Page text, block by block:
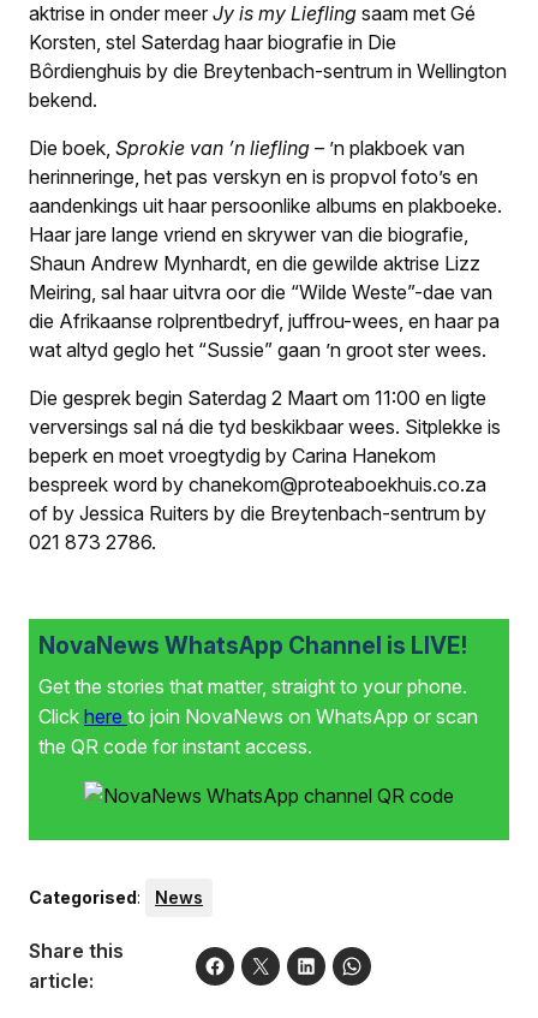
aktrise in onder meer Jy is my Liefling saam met Gé
Korsten, stel Saterdag haar biografie in Die
Bôrdienghuis by die Breytenbach-sentrum in Wellington
bekend.
Die boek, Sprokie van ’n liefling – ’n plakboek van
herinneringe, het pas verskyn en is propvol foto’s en
aandenkings uit haar persoonlike albums en plakboeke.
Haar jare lange vriend en skrywer van die biografie,
Shaun Andrew Mynhardt, en die gewilde aktrise Lizz
Meiring, sal haar uitvra oor die “Wilde Weste”-dae van
die Afrikaanse rolprentbedryf, juffrou-wees, en haar pa
wat altyd geglo het “Sussie” gaan ’n groot ster wees.
Die gesprek begin Saterdag 2 Maart om 11:00 en ligte
verversings sal ná die tyd beskikbaar wees. Sitplekke is
beperk en moet vroegtydig by Carina Hanekom
bespreek word by chanekom@proteaboekhuis.co.za
of by Jessica Ruiters by die Breytenbach-sentrum by
021 873 2786.
NovaNews WhatsApp Channel is LIVE!
Get the stories that matter, straight to your phone.
Click here to join NovaNews on WhatsApp or scan
the QR code for instant access.
Categorised: News
Share this
article: